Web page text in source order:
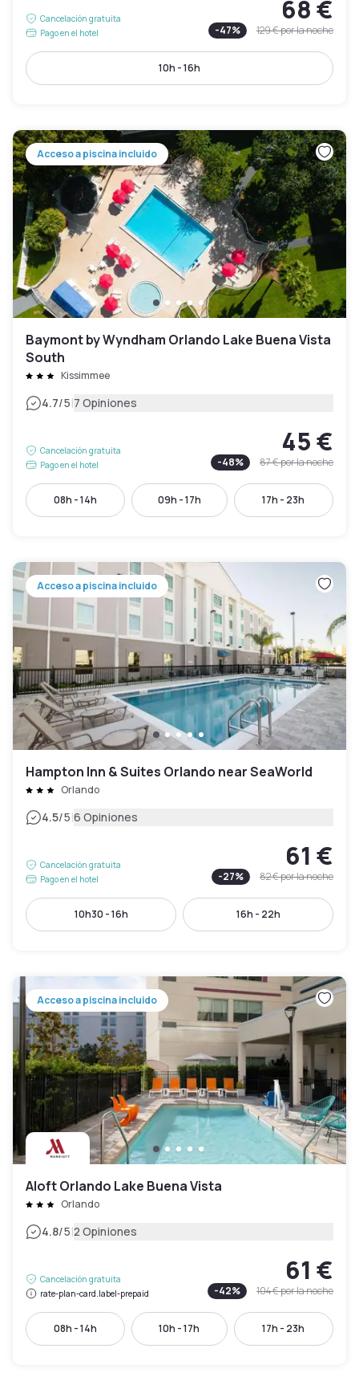
Cancelación gratuita
Pago en el hotel
68 €
-47% 129 €por la noche
10h - 16h
Acceso a piscina incluido
Baymont by Wyndham Orlando Lake Buena Vista
South
Kissimmee
4.7/5|7 Opiniones
Cancelación gratuita
Pago en el hotel
45 €
-48% 87 €por la noche
08h - 14h 09h - 17h 17h - 23h
Acceso a piscina incluido
Hampton Inn & Suites Orlando near SeaWorld
Orlando
4.5/5|6 Opiniones
Cancelación gratuita
Pago en el hotel
61 €
-27% 82 €por la noche
10h30 - 16h 16h - 22h
Acceso a piscina incluido
Aloft Orlando Lake Buena Vista
Orlando
4.8/5|2 Opiniones
Cancelación gratuita
rate-plan-card.label-prepaid
61 €
-42% 104 €por la noche
08h - 14h 10h - 17h 17h - 23h